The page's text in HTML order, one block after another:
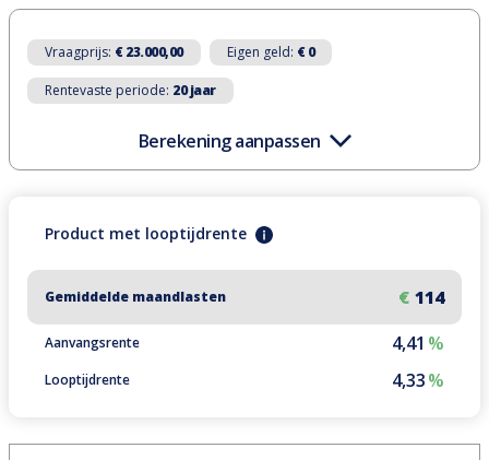
Vraagprijs: € 23.000,00 Eigen geld: € 0
Rentevaste periode: 20 jaar
Berekening aanpassen
Product met looptijdrente
€ 114
Gemiddelde maandlasten
4,41 %
Aanvangsrente
4,33%
Looptijdrente